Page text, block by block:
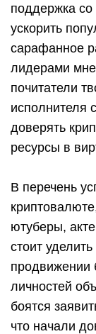
поддержка со
ускорить
сарафанное
лидерами
почитатели
исполнителя
доверять
ресурсы в
В перечень
ютуберы,
стоит
продвижении
личностей
боятся
что начали